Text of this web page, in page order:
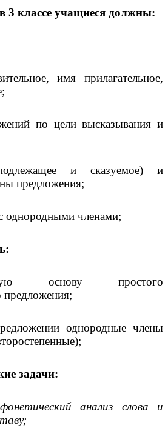
3 классе учащиеся должны:
имя прилагательное,
по цели высказывания и
и сказуемое) и
предложения;
однородными членами;
основу простого
предложения;
однородные члены
задачи:
анализ слова и